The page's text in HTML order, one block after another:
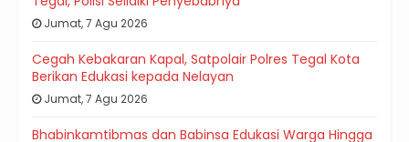
Jumat, 7 Agu 2026
Cegah Kebakaran Kapal, Satpolair Polres Tegal Kota
Berikan Edukasi kepada Nelayan
Jumat, 7 Agu 2026
Bhabinkamtibmas dan Babinsa Edukasi Warga Hingga